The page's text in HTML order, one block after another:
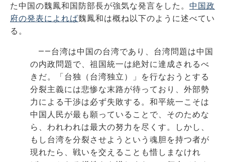
た中国の魏鳳和国防部長が強気な発言をした。 中国政
府の発表によれば魏鳳和は概ね以下のように述べてい
る。
――台湾は中国の台湾であり、台湾問題は中国
の内政問題で、祖国統一は絶対に達成されるべ
きだ。「台独（台湾独立）」を行なおうとする
分裂主義には悲惨な末路が待っており、外部勢
力による干渉は必ず失敗する。和平統一こそは
中国人民が最も願っていることで、そのためな
ら、われわれは最大の努力を尽くす。しかし、
もし台湾を分裂させようという魂胆を持つ者が
現れたら、戦いを交えることも惜しまなけれ